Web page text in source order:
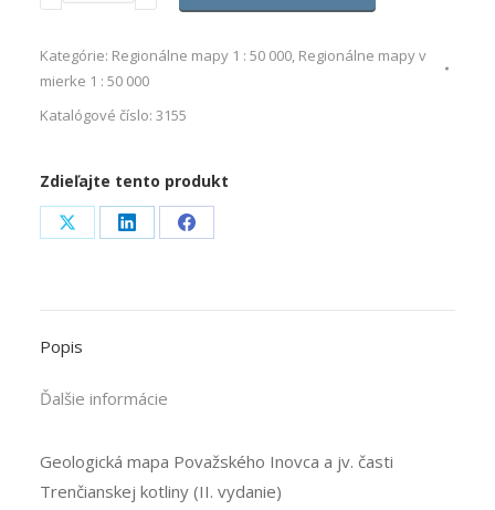
Kategórie: Regionálne mapy 1 : 50 000, Regionálne mapy v
mierke 1 : 50 000
Katalógové číslo: 3155
Zdieľajte tento produkt
Share
X
Share
LinkedIn
Share
Facebook
Popis
Ďalšie informácie
Geologická mapa Považského Inovca a jv. časti
Trenčianskej kotliny (II. vydanie)